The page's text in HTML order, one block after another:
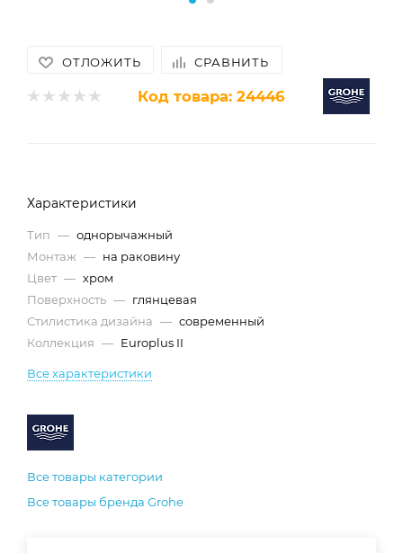
ОТЛОЖИТЬ СРАВНИТЬ
Код товара: 24446
Характеристики
Тип — однорычажный
Монтаж — на раковину
Цвет — хром
Поверхность — глянцевая
Стилистика дизайна — современный
Коллекция — Europlus II
Все характеристики
Все товары категории
Все товары бренда Grohe